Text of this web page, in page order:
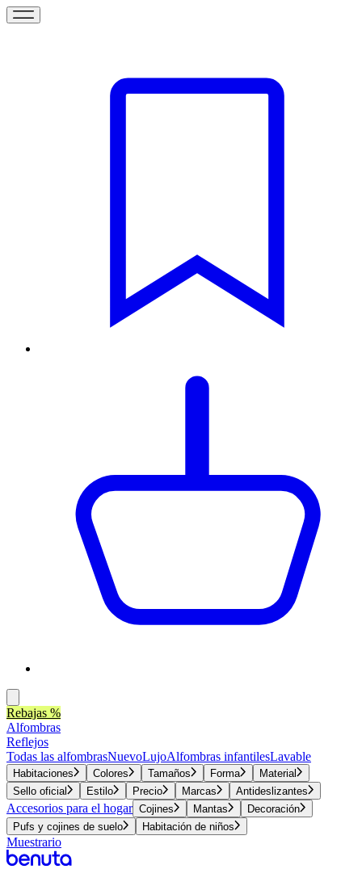
Rebajas %
Alfombras
Reflejos
Todas las alfombrasNuevoLujoAlfombras infantilesLavable
Habitaciones Colores Tamaños Forma
Material
Sello oficial
Estilo Precio Marcas Antideslizantes
Accesorios para el hogar Cojines Mantas
Decoración
Pufs y cojines de suelo
Habitación de niños
Muestrario